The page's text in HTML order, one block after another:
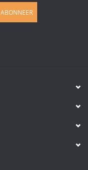
ABONNEER